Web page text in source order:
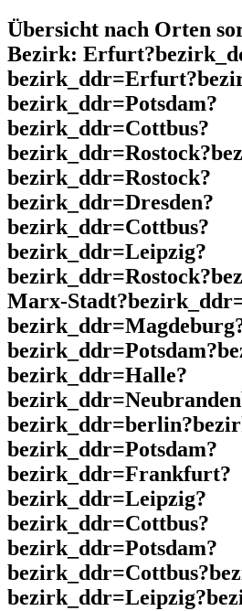
Übersicht nach Orten
Bezirk:
bezirk_ddr=Potsdam?
bezirk_ddr=Cottbus?
bezirk_ddr=Rostock?
bezirk_ddr=Dresden?
bezirk_ddr=Cottbus?
bezirk_ddr=Leipzig?
Marx-
bezirk_ddr=Halle?
bezirk_ddr=Potsdam?
bezirk_ddr=Frankfurt?
bezirk_ddr=Leipzig?
bezirk_ddr=Cottbus?
bezirk_ddr=Potsdam?